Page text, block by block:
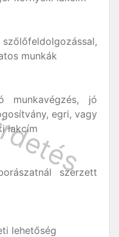
munkák
munkavégzés, jó
egri, vagy
lakcím
szerzett
lehetőség